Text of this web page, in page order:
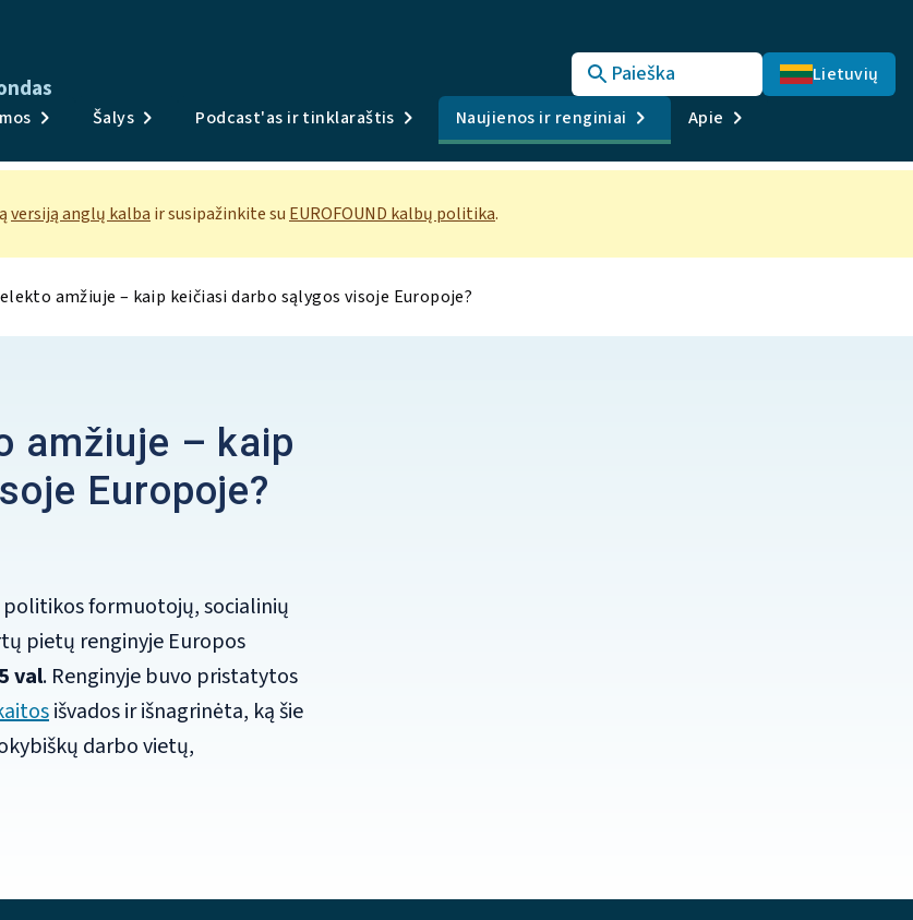
Paieška
Lietuvių
Šalys Podcast'as ir tinklaraštis Naujienos ir renginiai Apie
Publikacijos
Apklausos ir duomenys
Temos
Šalys
Podcast'as ir tinklaraštis
versiją anglų kalba ir susipažinkite su EUROFOUND kalbų politika.
amžiuje – kaip keičiasi darbo sąlygos visoje Europoje?
amžiuje – kaip
Europoje?
politikos formuotojų, socialinių
pietų renginyje Europos
val. Renginyje buvo pristatytos
išvados ir išnagrinėta, ką šie
darbo vietų,